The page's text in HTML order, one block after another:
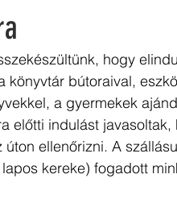
hogy
könyvtár bútoraival,
a gyermekek
előtti indulást javasoltak,
ellenőrizni. A
kereke) fogadott